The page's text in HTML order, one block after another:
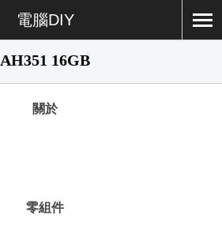
電腦DIY
AH351 16GB
關於
零組件